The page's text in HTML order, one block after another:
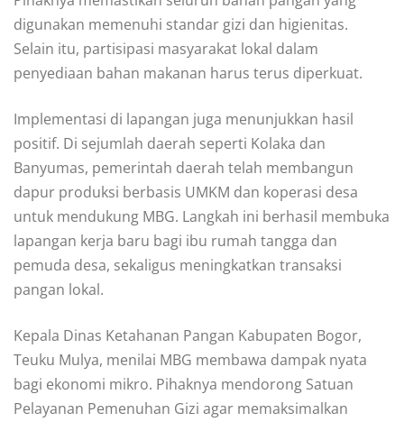
digunakan memenuhi standar gizi dan higienitas.
Selain itu, partisipasi masyarakat lokal dalam
penyediaan bahan makanan harus terus diperkuat.
Implementasi di lapangan juga menunjukkan hasil
positif. Di sejumlah daerah seperti Kolaka dan
Banyumas, pemerintah daerah telah membangun
dapur produksi berbasis UMKM dan koperasi desa
untuk mendukung MBG. Langkah ini berhasil membuka
lapangan kerja baru bagi ibu rumah tangga dan
pemuda desa, sekaligus meningkatkan transaksi
pangan lokal.
Kepala Dinas Ketahanan Pangan Kabupaten Bogor,
Teuku Mulya, menilai MBG membawa dampak nyata
bagi ekonomi mikro. Pihaknya mendorong Satuan
Pelayanan Pemenuhan Gizi agar memaksimalkan